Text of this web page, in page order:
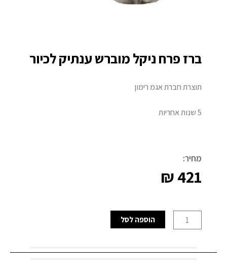
ברז פרח ניקל מוברש ענתיק לכיור
תוצרת חברת אגמ רימון
5 שנות אחריות
מחיר:
₪421
של
פרח
הוספה לסל